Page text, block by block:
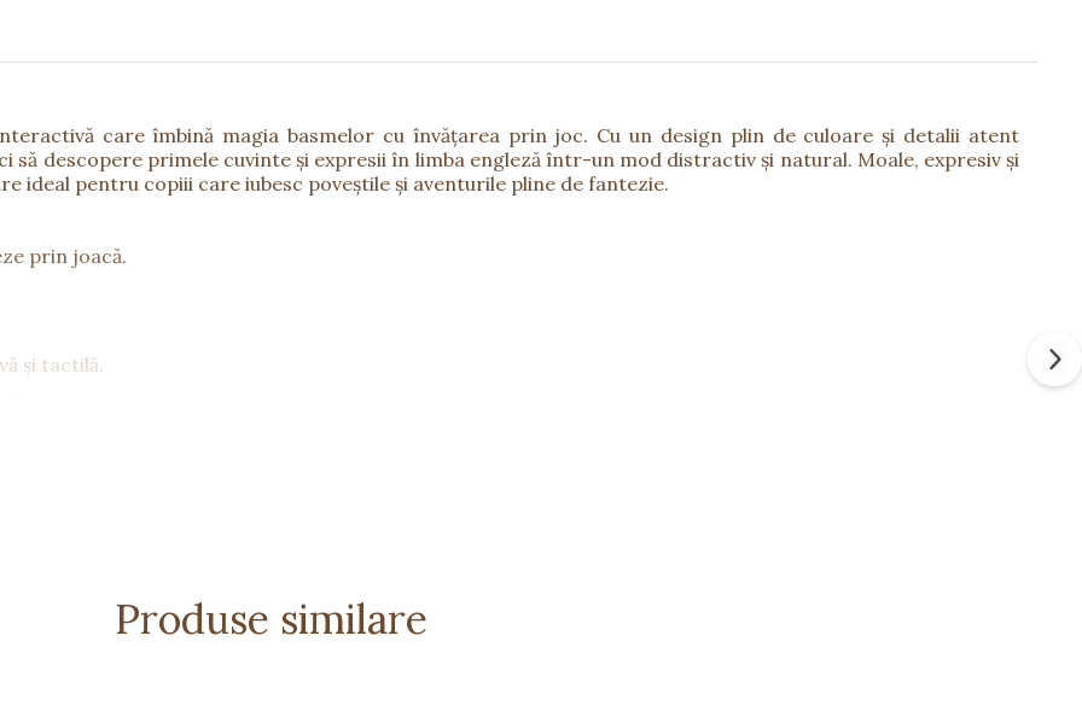
care îmbină magia basmelor cu învățarea prin joc. Cu un design plin de culoare și detalii atent
să descopere primele cuvinte și expresii în limba engleză într-un mod distractiv și natural. Moale, expresiv și
ideal pentru copiii care iubesc poveștile și aventurile pline de fantezie.
prin joacă.
și tactilă.
Produse similare